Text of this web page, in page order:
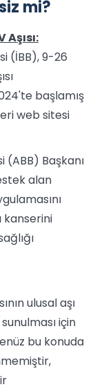
mi?
(İBB), 9-26
başlamış
web sitesi
(ABB) Başkanı
alan
kanserini
ulusal aşı
için
bu konuda